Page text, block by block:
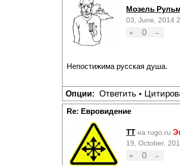
Мозель
03, June, 2014
+
0 –
Непостижима русская душа.
Опции: Ответить •
Re: Евровидение
TT на rugo.ru
19, October,
+
0 –